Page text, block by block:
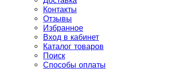
Контакты
Отзывы
Избранное
Вход в кабинет
Каталог товаров
Поиск
Способы оплаты